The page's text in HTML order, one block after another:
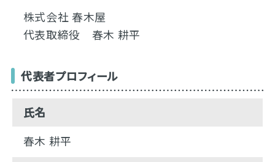
株式会社 春木屋
代表取締役 春木 耕平
代表者プロフィール
氏名
春木 耕平